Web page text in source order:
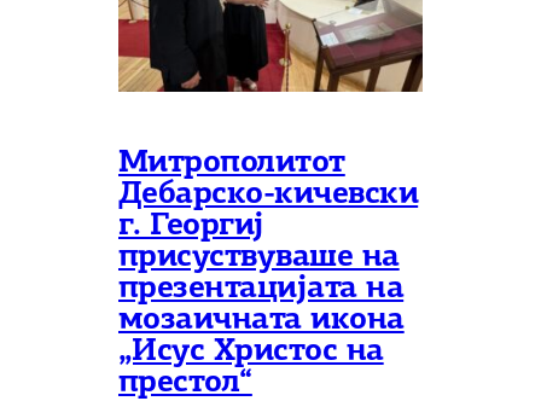
Митрополитот
Дебарско-кичевски
г. Георгиј
присуствуваше на
презентацијата на
мозаичната икона
„Исус Христос на
престол“